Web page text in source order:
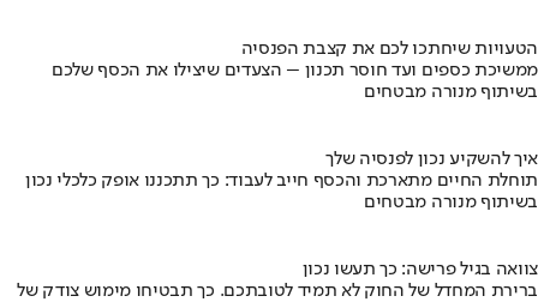
הטעויות שיחתכו לכם את קצבת הפנסיה
ממשיכת כספים ועד חוסר תכנון – הצעדים שיצילו את הכסף שלכם
בשיתוף מנורה מבטחים
איך להשקיע נכון לפנסיה שלך
תוחלת החיים מתארכת והכסף חייב לעבוד: כך תתכננו אופק כלכלי נכון
בשיתוף מנורה מבטחים
צוואה בגיל פרישה: כך תעשו נכון
ברירת המחדל של החוק לא תמיד לטובתכם. כך תבטיחו מימוש צודק של